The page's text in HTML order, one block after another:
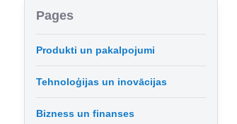
Pages
Produkti un pakalpojumi
Tehnoloģijas un inovācijas
Bizness un finanses